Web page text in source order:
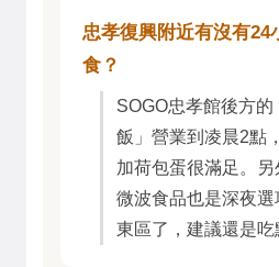
忠孝復興附近有沒有24
食？
SOGO忠孝館後方
飯」營業到凌晨2點
加荷包蛋很滿足。
微波食品也是深夜選
東區了，建議還是吃